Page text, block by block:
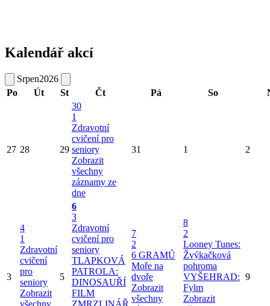
Kalendář akcí
Srpen2026
Po
Út St Čt Pá So
27 28 29
30
1
Zdravotní
cvičení pro
seniory
Zobrazit
všechny
záznamy ze
dne
31 1 2
3
4
1
Zdravotní
cvičení
pro
seniory
Zobrazit
všechny
5
6
3
Zdravotní
cvičení pro
seniory
TLAPKOVÁ
PATROLA:
DINOSAUŘÍ
FILM
ZMRZLINÁŘ
7
2
6 GRAMŮ
Moře na
dvoře
Zobrazit
všechny
8
2
Looney Tunes:
Žvýkačková
pohroma
VYŠEHRAD:
Fylm
Zobrazit
9